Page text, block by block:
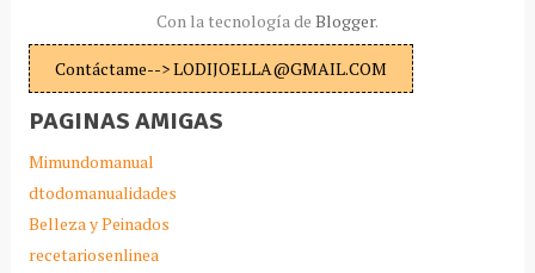
Con la tecnología de Blogger.
Contáctame--> LODIJOELLA@GMAIL.COM
PAGINAS AMIGAS
Mimundomanual
dtodomanualidades
Belleza y Peinados
recetariosenlinea